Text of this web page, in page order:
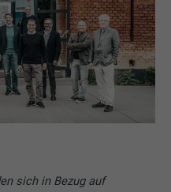
sich in Bezug auf